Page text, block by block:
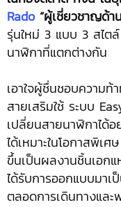
Rado“ผู้เชี่ยวชาญด้า
รุ่นใหม่ 3 แบบ 3 สไต
นาฬิกาที่แตกต่างกัน
เอาใจผู้ชื่นชอบความท้
สายเสริมใช้ ระบบ
เปลี่ยนสายนาฬิกาได้อ
ได้เหมาะในโอกาสพิเ
ขึ้นเป็นผลงานชิ้นเอก
ได้รับการออกแบบมา
ตลอดการเดินทางและ